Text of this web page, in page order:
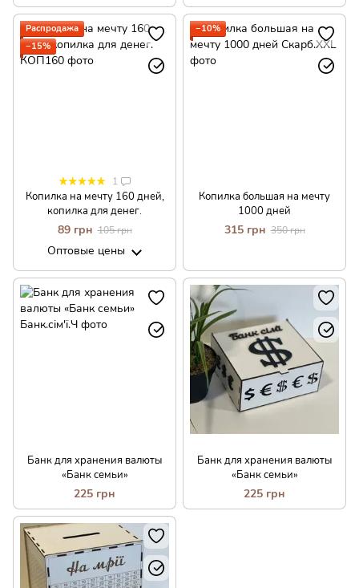
Распродажа
−15%
1
Копилка на мечту 160 дней,
копилка для денег.
89 грн 105 грн
Оптовые цены
−10%
Копилка большая на мечту
1000 дней
315 грн 350 грн
Банк для хранения валюты
«Банк семьи»
225 грн
Банк для хранения валюты
«Банк семьи»
225 грн